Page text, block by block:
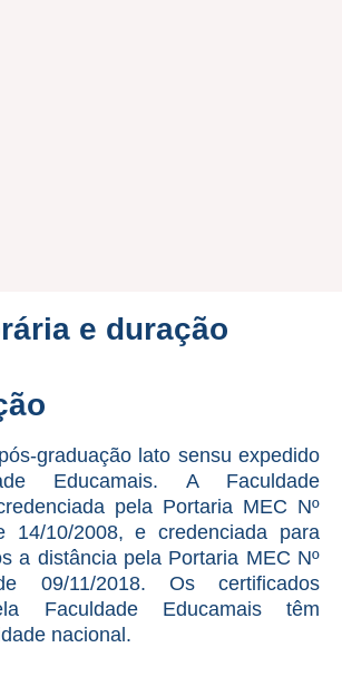
e duração
graduação lato sensu expedido
Educamais. A Faculdade
pela Portaria MEC Nº
14/10/2008, e credenciada para
a distância pela Portaria MEC Nº
09/11/2018. Os certificados
Faculdade Educamais têm
nacional.